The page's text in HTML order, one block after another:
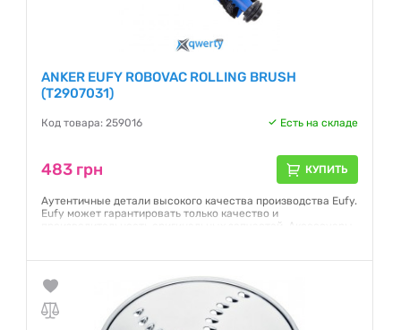
ANKER EUFY ROBOVAC ROLLING BRUSH
(T2907031)
Код товара: 259016 Есть на складе
483 грн КУПИТЬ
Аутентичные детали высокого качества производства Eufy.
Eufy может гарантировать только качество и
производительность оригинальных запчастей. Аксессуары
производительность устройства или привести к
повреждению вашего RoboVac.
Гарантия: 18 месяцев